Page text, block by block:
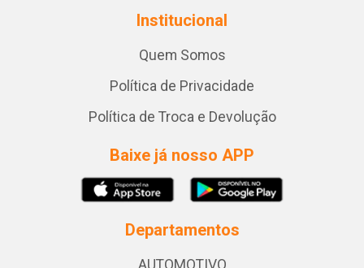
Institucional
Quem Somos
Política de Privacidade
Política de Troca e Devolução
Baixe já nosso APP
Departamentos
AUTOMOTIVO